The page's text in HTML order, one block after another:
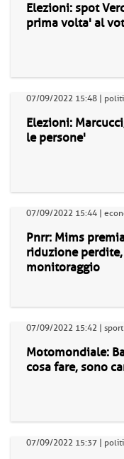
Elezioni: spot
prima volta' al
07/09/2022 15:48 |
Elezioni:
le persone'
07/09/2022 15:44 |
Pnrr: Mims
riduzione
monitoraggio
07/09/2022 15:42 | sport
Motomondiale:
cosa fare, sono
07/09/2022 15:37 |